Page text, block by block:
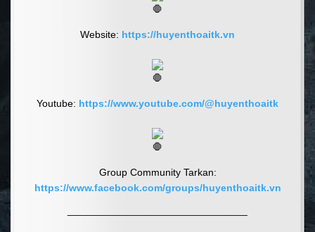
Website: https://huyenthoaitk.vn
Youtube: https://www.youtube.com/@huyenthoaitk
Group Community Tarkan:
https://www.facebook.com/groups/huyenthoaitk.vn